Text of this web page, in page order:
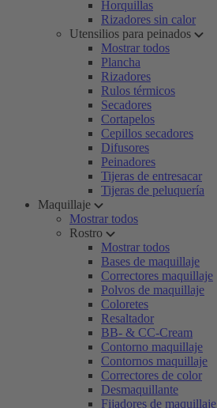
Horquillas
Rizadores sin calor
Utensilios para peinados
Mostrar todos
Plancha
Rizadores
Rulos térmicos
Secadores
Cortapelos
Cepillos secadores
Difusores
Peinadores
Tijeras de entresacar
Tijeras de peluquería
Maquillaje
Mostrar todos
Rostro
Mostrar todos
Bases de maquillaje
Correctores maquillaje
Polvos de maquillaje
Coloretes
Resaltador
BB- & CC-Cream
Contorno maquillaje
Contornos maquillaje
Correctores de color
Desmaquillante
Fijadores de maquillaje